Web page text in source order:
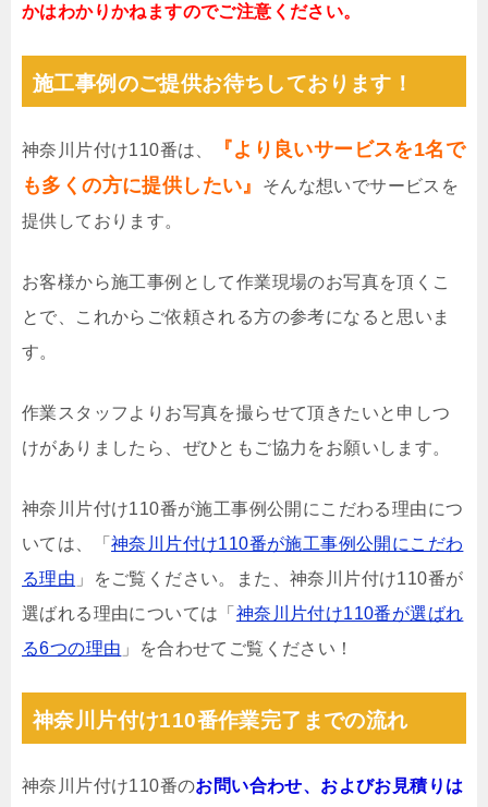
かはわかりかねますのでご注意ください。
施工事例のご提供お待ちしております！
神奈川片付け110番は、
『より良いサービスを1名で
も多くの方に提供したい』
そんな想いでサービスを
提供しております。
お客様から施工事例として作業現場のお写真を頂くこ
とで、これからご依頼される方の参考になると思いま
す。
作業スタッフよりお写真を撮らせて頂きたいと申しつ
けがありましたら、ぜひともご協力をお願いします。
神奈川片付け110番が施工事例公開にこだわる理由につ
いては、「 神奈川片付け110番が施工事例公開にこだわ
る理由 」をご覧ください。また、神奈川片付け110番が
選ばれる理由については「 神奈川片付け110番が選ばれ
る6つの理由 」を合わせてご覧ください！
神奈川片付け110番作業完了までの流れ
神奈川片付け110番のお問い合わせ、およびお見積りは